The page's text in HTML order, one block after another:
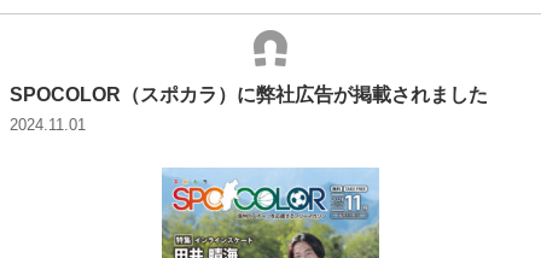
SPOCOLOR（スポカラ）に弊社広告が掲載されました
2024.11.01